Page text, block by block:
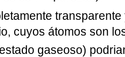
cuyos átomos son
gaseoso)